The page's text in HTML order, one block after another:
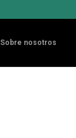
Sobre nosotros